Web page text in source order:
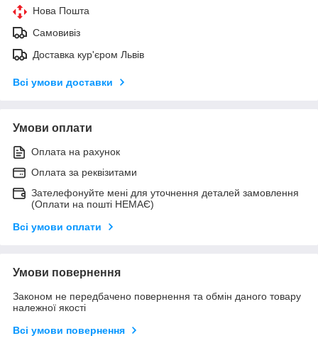
Нова Пошта
Самовивіз
Доставка кур'єром Львів
Всі умови доставки
Умови оплати
Оплата на рахунок
Оплата за реквізитами
Зателефонуйте мені для уточнення деталей замовлення
(Оплати на пошті НЕМАЄ)
Всі умови оплати
Умови повернення
Законом не передбачено повернення та обмін даного товару
належної якості
Всі умови повернення